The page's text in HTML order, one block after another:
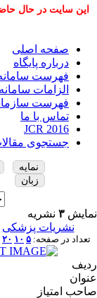
این سایت در حال
صفحه اصلی
درباره پایگاه
فهرست
الزامات
فهرست
تماس با ما
JCR 2016
جستجوی
نمایه
زبان
نمایش ۳ نشریه
نشریات پزشکی
تعداد در صفحه: ۵ ۱۰ ۲۰
ردیف
عنوان
صاحب امتیاز